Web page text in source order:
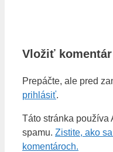
Vložiť komentár
Prepáčte, ale pred
prihlásiť.
Táto stránka používa
spamu. Zistite, ako
komentároch.